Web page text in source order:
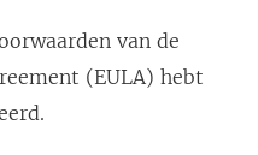
van de
(EULA) hebt